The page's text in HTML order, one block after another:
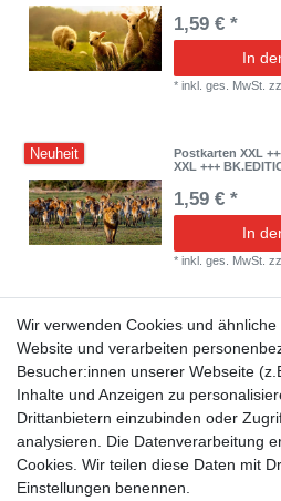
1,59 € *
In
*inkl. ges. MwSt.
Neuheit
Postkarten XXL
XXL +++
1,59 € *
In
*inkl. ges. MwSt.
Neuheit
Postkarten XXL
BK.EDITION GEO
1,59 € *
In
*inkl. ges. MwSt.
Wir verwenden Cookies und
Website und verarbeiten
Besucher:innen unserer Webseite
Inhalte und Anzeigen zu
Drittanbietern einzubinden oder
analysieren. Die Datenverarbeitung
Cookies. Wir teilen diese Daten mit
Einstellungen benennen.